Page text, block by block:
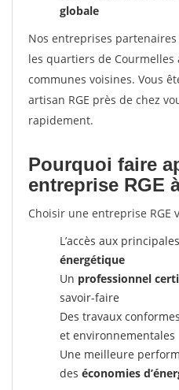
globale
Nos entreprises
les quartiers de Courmelles
communes voisines. Vous
artisan RGE près de chez
rapidement.
Pourquoi faire
entreprise RGE
Choisir une entreprise RGE
L’accès aux principales
énergétique
Un professionnel
savoir-faire
Des travaux
et environnementales
Une meilleure
des économies